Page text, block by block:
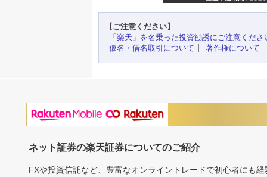
【ご注意ください】
「楽天」を名乗った投資勧誘にご注意くださ
仮名・借名取引について
著作権について
ネット証券の楽天証券についてのご紹介
FXや投資信託など、豊富なオンライントレードで初心者にも